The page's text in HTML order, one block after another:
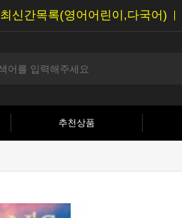
최신간목록(영어어린이,다국어)
추천상품